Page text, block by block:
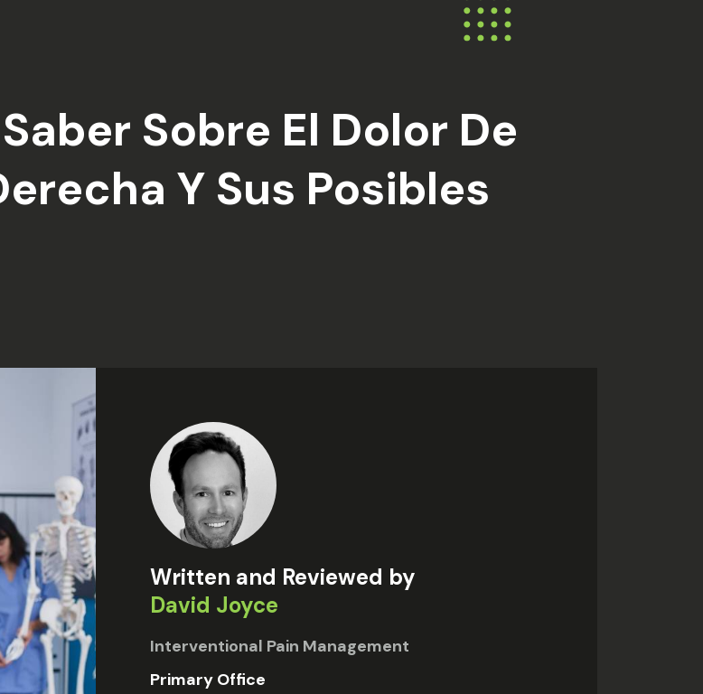
Sobre El Dolor De
Y Sus Posibles
Written and Reviewed by
David Joyce
Interventional Pain Management
Primary Office